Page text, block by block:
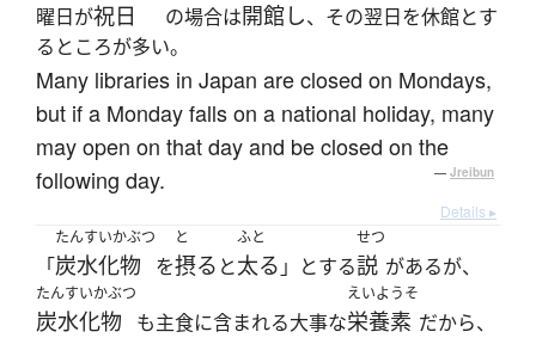
曜日が祝日 の場合は開館し、その翌日を休館とす
るところが多い。
Many libraries in Japan are closed on Mondays,
but if a Monday falls on a national holiday, many
may open on that day and be closed on the
following day.
— Jreibun
Details ▸
「
たんすいかぶつ
炭水化物 を
と
摂る と
ふと
太る 」とする
せつ
説 があるが、
たんすいかぶつ
炭水化物 も主食に含まれる大事な
えいようそ
栄養素 だから、